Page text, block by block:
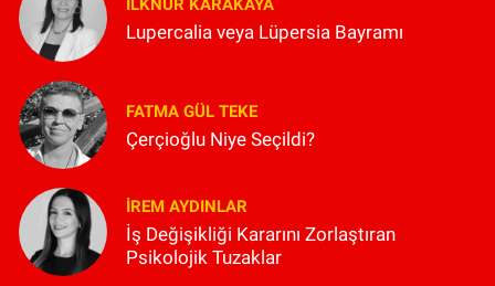
İLKNUR KARAKAYA
Lupercalia veya Lüpersia Bayramı
FATMA GÜL TEKE
Çerçioğlu Niye Seçildi?
İREM AYDINLAR
İş Değişikliği Kararını Zorlaştıran
Psikolojik Tuzaklar